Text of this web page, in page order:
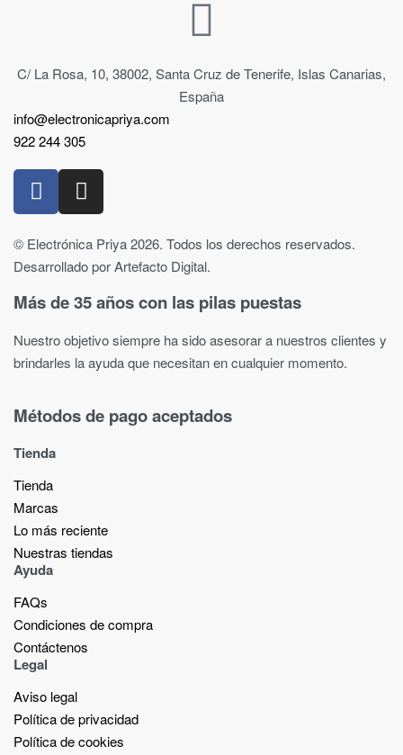
C/ La Rosa, 10, 38002, Santa Cruz de Tenerife, Islas Canarias,
España
info@electronicapriya.com
922 244 305
© Electrónica Priya 2026. Todos los derechos reservados.
Desarrollado por Artefacto Digital.
Más de 35 años con las pilas puestas
Nuestro objetivo siempre ha sido asesorar a nuestros clientes y
brindarles la ayuda que necesitan en cualquier momento.
Métodos de pago aceptados
Tienda
Tienda
Marcas
Lo más reciente​
Nuestras tiendas​
Ayuda
FAQs
Condiciones de compra
Contáctenos
Legal
Aviso legal
Política de privacidad
Política de cookies